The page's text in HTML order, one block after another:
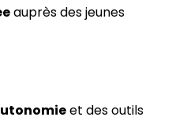
auprès des jeunes
et des outils